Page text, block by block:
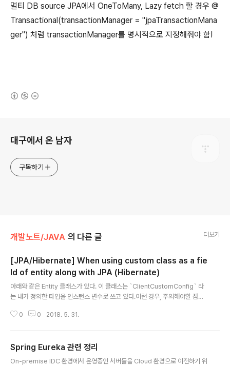
멀티 DB source JPA에서 OneToMany, Lazy fetch 할 경우 @
Transactional(transactionManager = "jpaTransactionMana
ger") 처럼 transactionManager를 명시적으로 지정해줘야 함!
대구에서 온 남자
구독하기
개발노트/JAVA 의 다른 글 더보기
[JPA/Hibernate] When using custom class as a fie
ld of entity along with JPA (Hibernate)
아래와 같은 Entity 클래스가 있다. 이 클래스는 `ClientCustomConfig` 라
는 내가 정의한 타입을 인스턴스 변수로 쓰고 있다.이런 경우, 주의해야할 점이
021222324252627282930313233343536373839404142434
c class Client implements Serializable { private static final long s
erialVersionUID..
0 0 2018. 5. 31.
Spring Eureka 관련 정리
On-premise IDC 환경에서 운영중인 서버들을 Cloud 환경으로 이전하기 위